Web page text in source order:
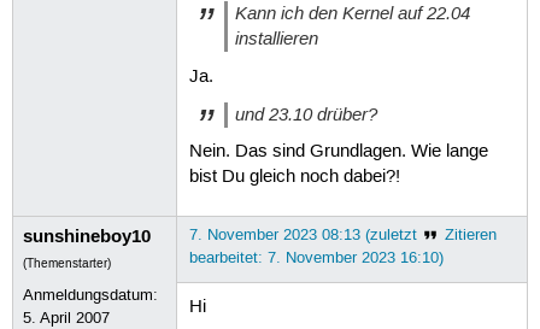
Kann ich den Kernel auf 22.04
installieren
Ja.
und 23.10 drüber?
Nein. Das sind Grundlagen. Wie lange
bist Du gleich noch dabei?!
sunshineboy10
(Themenstarter)
Anmeldungsdatum:
5. April 2007
Zitieren
7. November 2023 08:13 (zuletzt
bearbeitet: 7. November 2023 16:10)
Hi